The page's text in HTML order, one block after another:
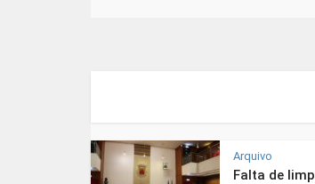
Arquivo
Falta de